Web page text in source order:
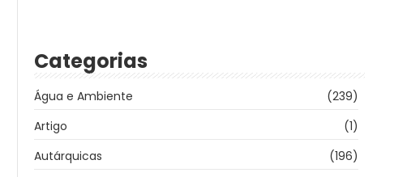
Categorias
Água e Ambiente
(239)
Artigo
(1)
Autárquicas
(196)